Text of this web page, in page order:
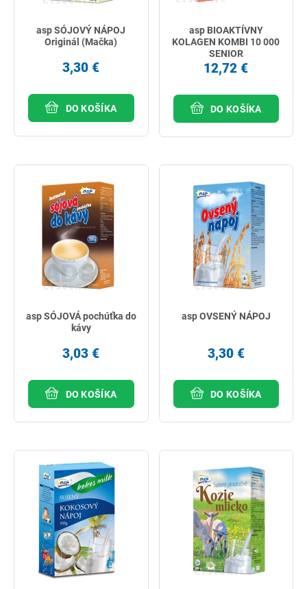
asp SÓJOVÝ NÁPOJ
Originál (Mačka)
3,30 €
DO KOŠÍKA
asp BIOAKTÍVNY
KOLAGEN KOMBI 10 000
SENIOR
12,72 €
DO KOŠÍKA
asp SÓJOVÁ pochúťka do
kávy
3,03 €
DO KOŠÍKA
asp OVSENÝ NÁPOJ
3,30 €
DO KOŠÍKA